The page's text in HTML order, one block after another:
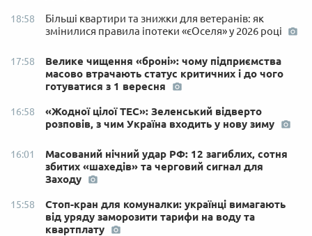
18:58
Більші квартири та знижки для ветеранів: як
змінилися правила іпотеки «єОселя» у 2026 році
17:58
Велике чищення «броні»: чому підприємства
масово втрачають статус критичних і до чого
готуватися з 1 вересня
16:58
«Жодної цілої ТЕС»: Зеленський відверто
розповів, з чим Україна входить у нову зиму
16:01
Масований нічний удар РФ: 12 загиблих, сотня
збитих «шахедів» та черговий сигнал для
Заходу
15:58
Стоп-кран для комуналки: українці вимагають
від уряду заморозити тарифи на воду та
квартплату